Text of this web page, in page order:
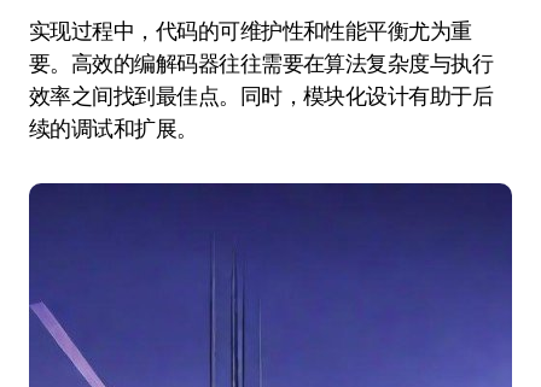
实现过程中，代码的可维护性和性能平衡尤为重
要。高效的编解码器往往需要在算法复杂度与执行
效率之间找到最佳点。同时，模块化设计有助于后
续的调试和扩展。